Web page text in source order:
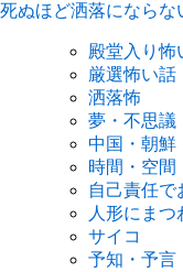
死ぬほど洒落にならな
殿堂入り怖
厳選怖い話
洒落怖
夢・不思議
中国・朝鮮
時間・空間
自己責任で
人形にまつ
サイコ
予知・予言